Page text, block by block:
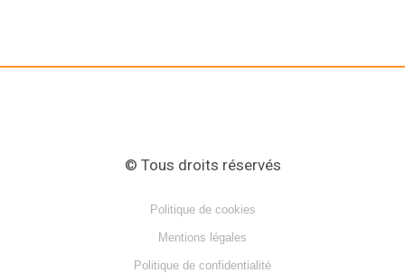
n
© Tous droits réservés
Politique de cookies
Mentions légales
Politique de confidentialité